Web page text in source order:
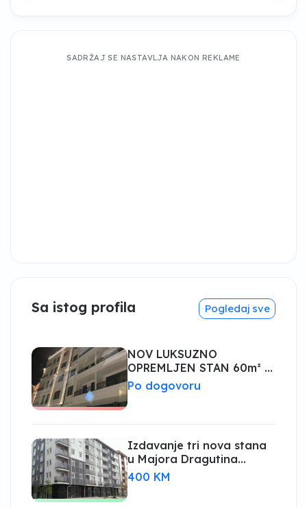
SADRŽAJ SE NASTAVLJA NAKON REKLAME
Sa istog profila Pogledaj sve
NOV LUKSUZNO
OPREMLJEN STAN 60m² -
PRVO USELJENJE,
NOVOGRADNJA
Po dogovoru
Izdavanje tri nova stana
u Majora Dragutina
Gavrilovića, Bijeljina
400 KM